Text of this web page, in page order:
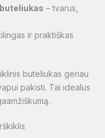
– tvarus,
ir praktiškas
buteliukas geriau
pakisti. Tai idealus